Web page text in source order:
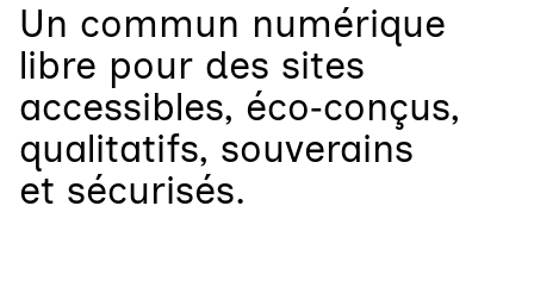
Un commun numérique
libre pour des sites
accessibles, éco‑conçus,
qualitatifs, souverains
et sécurisés.